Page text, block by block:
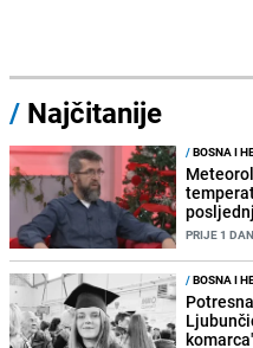
/ Najčitanije
/BOSNA I
PRIJE 1 DAN
/BOSNA I